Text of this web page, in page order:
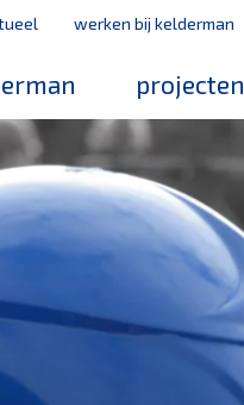
werken bij kelderman
projecten